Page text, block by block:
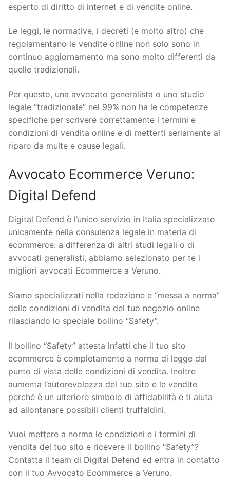
esperto di diritto di internet e di vendite online.
Le leggi, le normative, i decreti (e molto altro) che
regolamentano le vendite online non solo sono in
continuo aggiornamento ma sono molto differenti da
quelle tradizionali.
Per questo, una avvocato generalista o uno studio
legale “tradizionale” nel 99% non ha le competenze
specifiche per scrivere correttamente i termini e
condizioni di vendita online e di metterti seriamente al
riparo da multe e cause legali.
Avvocato Ecommerce Veruno:
Digital Defend
Digital Defend è l’unico servizio in Italia specializzato
unicamente nella consulenza legale in materia di
ecommerce: a differenza di altri studi legali o di
avvocati generalisti, abbiamo selezionato per te i
migliori avvocati Ecommerce a Veruno.
Siamo specializzati nella redazione e “messa a norma”
delle condizioni di vendita del tuo negozio online
rilasciando lo speciale bollino “Safety”.
Il bollino “Safety” attesta infatti che il tuo sito
ecommerce è completamente a norma di legge dal
punto di vista delle condizioni di vendita. Inoltre
aumenta l’autorevolezza del tuo sito e le vendite
perché è un ulteriore simbolo di affidabilità e ti aiuta
ad allontanare possibili clienti truffaldini.
Vuoi mettere a norma le condizioni e i termini di
vendita del tuo sito e ricevere il bollino “Safety”?
Contatta il team di Digital Defend ed entra in contatto
con il tuo Avvocato Ecommerce a Veruno.